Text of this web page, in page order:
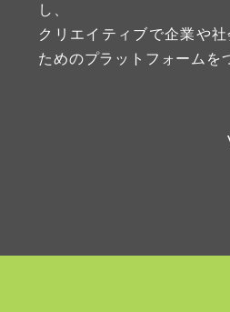
し、
クリエイティブで企業や
ためのプラットフォームを